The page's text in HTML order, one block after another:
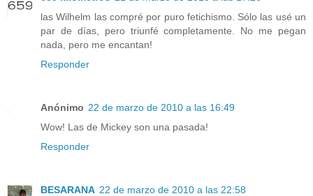
las Wilhelm las compré por puro fetichismo. Sólo las usé un
par de días, pero triunfé completamente. No me pegan
nada, pero me encantan!
Responder
Anónimo 22 de marzo de 2010 a las 16:49
Wow! Las de Mickey son una pasada!
Responder
BESARANA 22 de marzo de 2010 a las 22:58